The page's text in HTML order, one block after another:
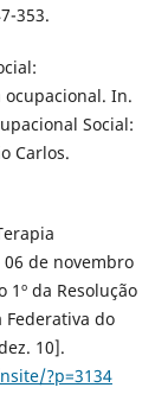
353.
In.
Social:
Carlos.
06 de novembro
da Resolução
Federativa do
10].
?p=3134